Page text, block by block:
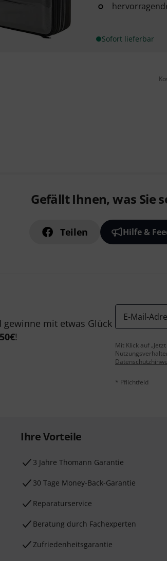
Sofort lieferbar
Gefällt Ihnen, was Sie
Teilen Hilfe &
mit etwas Glück
50€!
E-Mail-
Mit Klick auf
* Pflichtfeld
Ihre Vorteile
3 Jahre Thomann Garantie
30 Tage Money-Back-Garantie
Reparaturservice
Beratung durch Fachexperten
Zufriedenheitsgarantie